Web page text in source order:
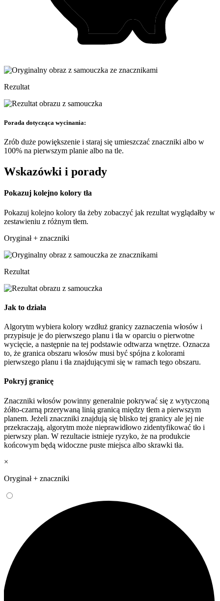
Rezultat
Porada dotycząca wycinania:
Zrób duże powiększenie i staraj się umieszczać znaczniki albo w
100% na pierwszym planie albo na tle.
Wskazówki i porady
Pokazuj kolejno kolory tła
Pokazuj kolejno kolory tła żeby zobaczyć jak rezultat wyglądałby w
zestawieniu z różnym tłem.
Oryginał + znaczniki
Rezultat
Jak to działa
Algorytm wybiera kolory wzdłuż granicy zaznaczenia włosów i
przypisuje je do pierwszego planu i tła w oparciu o pierwotne
wycięcie, a następnie na tej podstawie odtwarza wnętrze. Oznacza
to, że granica obszaru włosów musi być spójna z kolorami
pierwszego planu i tła znajdującymi się w ramach tego obszaru.
Pokryj granicę
Znaczniki włosów powinny generalnie pokrywać się z wytyczoną
żółto-czarną przerywaną linią granicą między tłem a pierwszym
planem. Jeżeli znaczniki znajdują się blisko tej granicy ale jej nie
przekraczają, algorytm może nieprawidłowo zidentyfikować tło i
pierwszy plan. W rezultacie istnieje ryzyko, że na produkcie
końcowym będą widoczne puste miejsca albo skrawki tła.
×
Oryginał + znaczniki